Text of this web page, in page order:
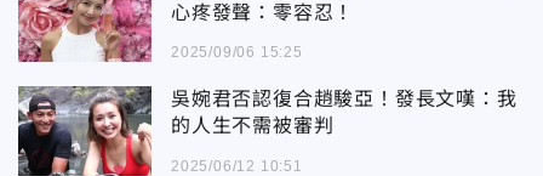
心疼發聲：零容忍！
2025/09/06 15:25
吳婉君否認復合趙駿亞！發長文嘆：我
的人生不需被審判
2025/06/12 10:51